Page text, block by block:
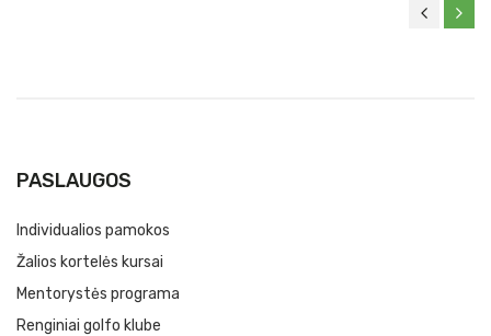
PASLAUGOS
Individualios pamokos
Žalios kortelės kursai
Mentorystės programa
Renginiai golfo klube